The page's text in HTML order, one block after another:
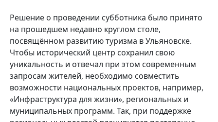
Решение о проведении субботника было принято
на прошедшем недавно круглом столе,
посвящённом развитию туризма в Ульяновске.
Чтобы исторический центр сохранил свою
уникальность и отвечал при этом современным
запросам жителей, необходимо совместить
возможности национальных проектов, например,
«Инфраструктура для жизни», региональных и
муниципальных программ. Так, при поддержке